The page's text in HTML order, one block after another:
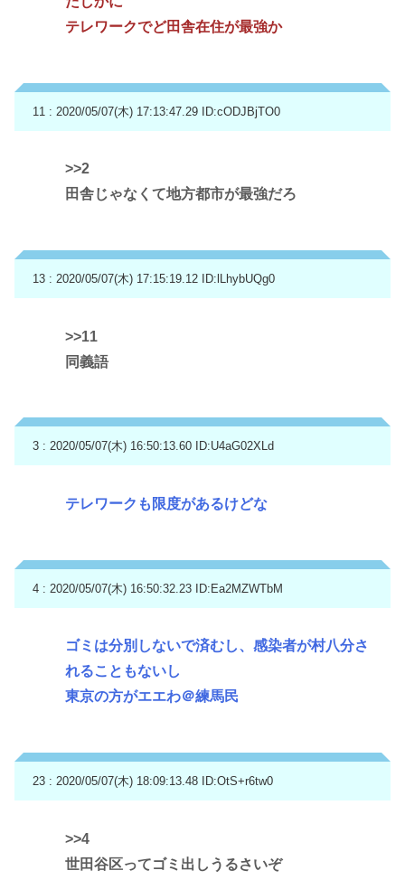
テレワークでど田舎在住が最強か
11 : 2020/05/07(木) 17:13:47.29 ID:cODJBjTO0
>>2
田舎じゃなくて地方都市が最強だろ
13 : 2020/05/07(木) 17:15:19.12 ID:lLhybUQg0
>>11
同義語
3 : 2020/05/07(木) 16:50:13.60 ID:U4aG02XLd
テレワークも限度があるけどな
4 : 2020/05/07(木) 16:50:32.23 ID:Ea2MZWTbM
ゴミは分別しないで済むし、感染者が村八分さ
れることもないし
東京の方がエエわ＠練馬民
23 : 2020/05/07(木) 18:09:13.48 ID:OtS+r6tw0
>>4
世田谷区ってゴミ出しうるさいぞ